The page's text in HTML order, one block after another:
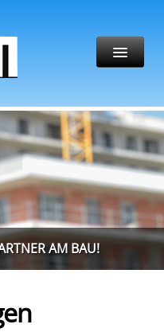
AM BAU!